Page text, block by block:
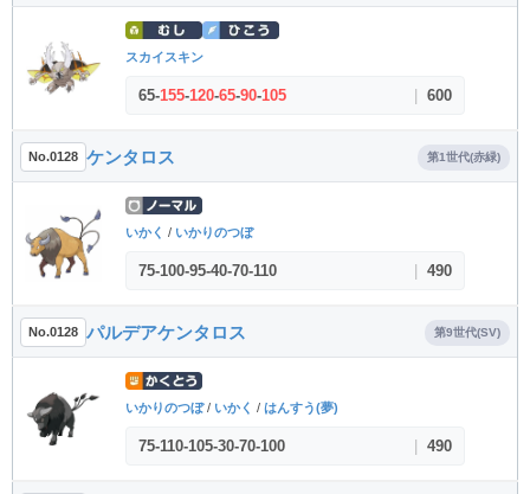
スカイスキン
65-155-120-65-90-105 600
No.0128 ケンタロス 第1世代(赤緑)
いかく / いかりのつぼ
75-100-95-40-70-110 490
No.0128 パルデアケンタロス 第9世代(SV)
いかりのつぼ/ いかく / はんすう(夢)
75-110-105-30-70-100 490